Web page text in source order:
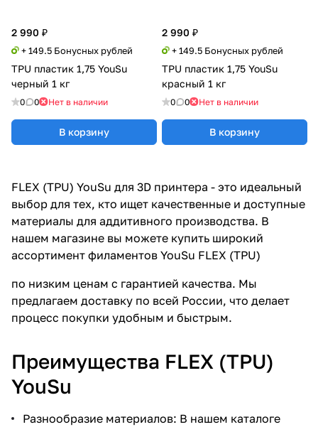
2 990 ₽
+ 149.5 Бонусных рублей
TPU пластик 1,75 YouSu
черный 1 кг
0 0 Нет в наличии
В корзину
2 990 ₽
+ 149.5 Бонусных рублей
TPU пластик 1,75 YouSu
красный 1 кг
0 0 Нет в наличии
В корзину
FLEX (TPU) YouSu для 3D принтера - это идеальный
выбор для тех, кто ищет качественные и доступные
материалы для аддитивного производства. В
нашем магазине вы можете купить широкий
ассортимент филаментов YouSu FLEX (TPU)
по низким ценам с гарантией качества. Мы
предлагаем доставку по всей России, что делает
процесс покупки удобным и быстрым.
Преимущества FLEX (TPU)
YouSu
Разнообразие материалов: В нашем каталоге